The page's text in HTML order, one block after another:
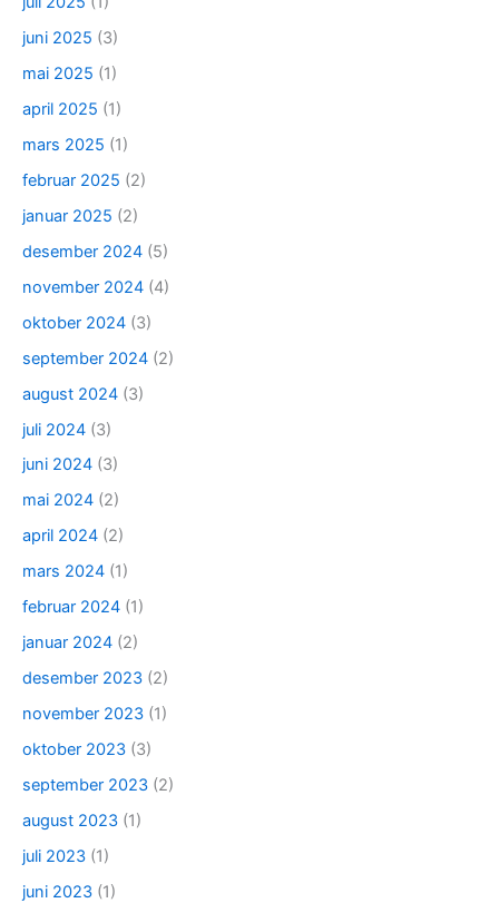
juni 2025 (3)
mai 2025 (1)
april 2025 (1)
mars 2025 (1)
februar 2025 (2)
januar 2025 (2)
desember 2024 (5)
november 2024 (4)
oktober 2024 (3)
september 2024 (2)
august 2024 (3)
juli 2024 (3)
juni 2024 (3)
mai 2024 (2)
april 2024 (2)
mars 2024 (1)
februar 2024 (1)
januar 2024 (2)
desember 2023 (2)
november 2023 (1)
oktober 2023 (3)
september 2023 (2)
august 2023 (1)
juli 2023 (1)
juni 2023 (1)